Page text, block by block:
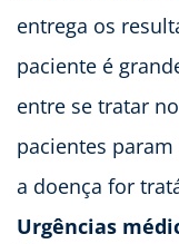
entrega os
paciente é
entre se tratar
pacientes
a doença for
Urgências